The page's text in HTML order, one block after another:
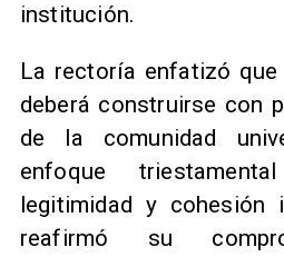
institución.
La rectoría enfatizó
deberá construirse con
de la comunidad
enfoque
legitimidad y cohesión
reafirmó su